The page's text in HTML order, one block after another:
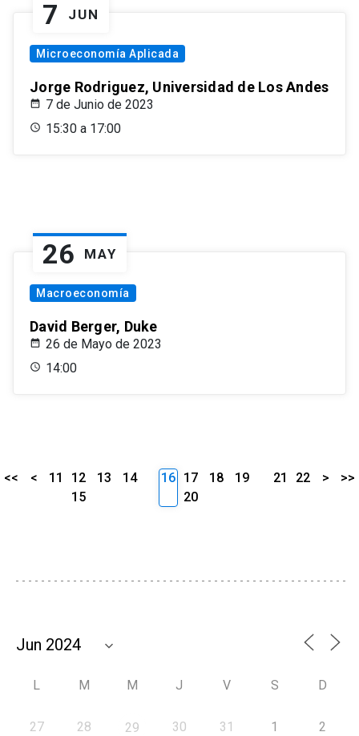
7 JUN
Microeconomía Aplicada
Jorge Rodriguez, Universidad de Los Andes
7 de Junio de 2023
15:30 a 17:00
26 MAY
Macroeconomía
David Berger, Duke
26 de Mayo de 2023
14:00
<< < 11 12 13
14
15
16 17 18
19
20
21 22 > >>
L M M J V S D
27 28 29 30 31 1 2